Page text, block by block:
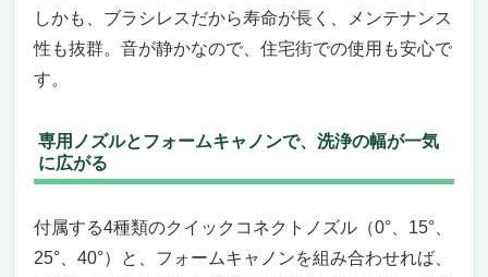
しかも、ブラシレスだから寿命が長く、メンテナンス
性も抜群。音が静かなので、住宅街での使用も安心で
す。
専用ノズルとフォームキャノンで、洗浄の幅が一気
に広がる
付属する4種類のクイックコネクトノズル（0°、15°、
25°、40°）と、フォームキャノンを組み合わせれば、